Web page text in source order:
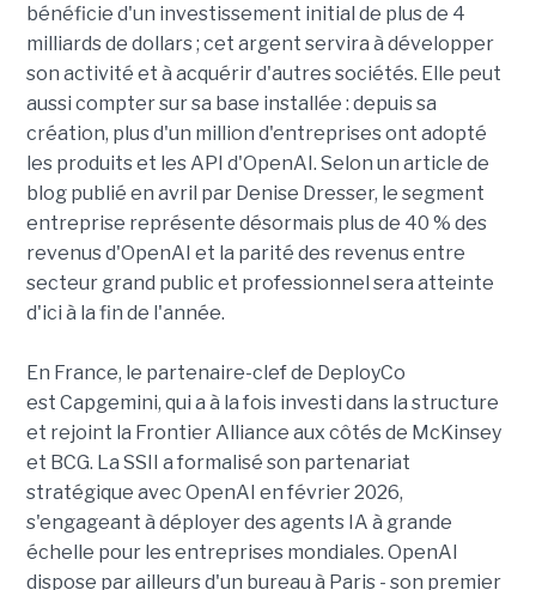
bénéficie d'un investissement initial de plus de 4
milliards de dollars ; cet argent servira à développer
son activité et à acquérir d'autres sociétés. Elle peut
aussi compter sur sa base installée : depuis sa
création, plus d'un million d'entreprises ont adopté
les produits et les API d'OpenAI. Selon un article de
blog publié en avril par Denise Dresser, le segment
entreprise représente désormais plus de 40 % des
revenus d'OpenAI et la parité des revenus entre
secteur grand public et professionnel sera atteinte
d'ici à la fin de l'année.
En France, le partenaire-clef de DeployCo
est Capgemini, qui a à la fois investi dans la structure
et rejoint la Frontier Alliance aux côtés de McKinsey
et BCG. La SSII a formalisé son partenariat
stratégique avec OpenAI en février 2026,
s'engageant à déployer des agents IA à grande
échelle pour les entreprises mondiales. OpenAI
dispose par ailleurs d'un bureau à Paris - son premier